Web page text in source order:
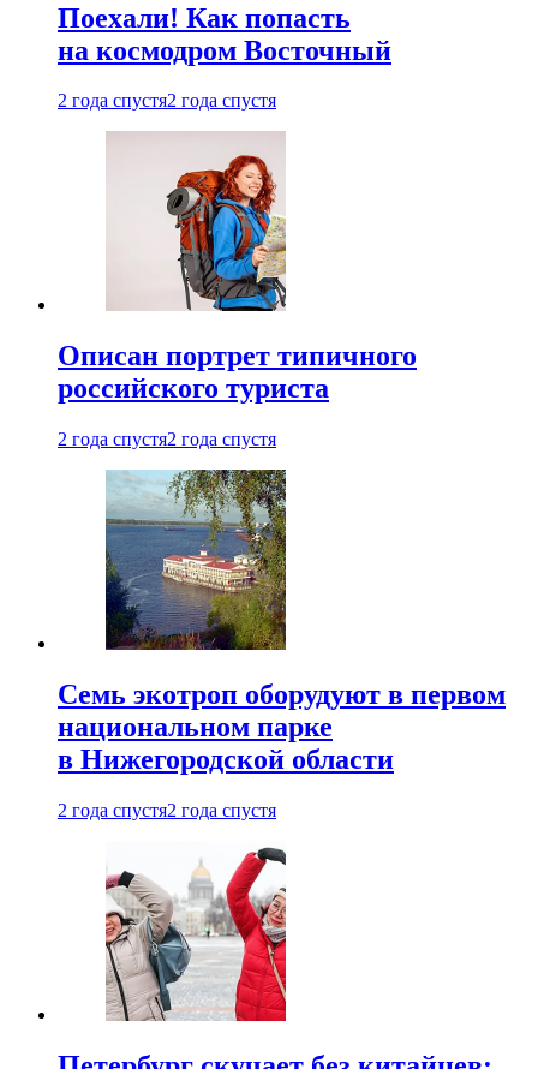
Поехали! Как попасть
на космодром Восточный
2 года спустя2 года спустя
Описан портрет типичного
российского туриста
2 года спустя2 года спустя
Семь экотроп оборудуют в первом
национальном парке
в Нижегородской области
2 года спустя2 года спустя